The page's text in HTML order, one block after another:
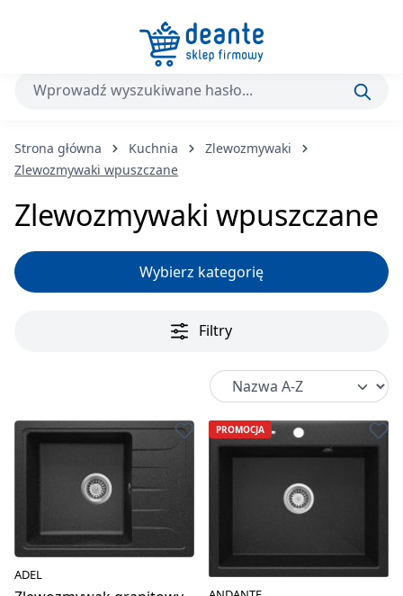
Przejdź do głównej zawartości
Strona główna Kuchnia
Zlewozmywaki
Zlewozmywaki wpuszczane
Zlewozmywaki wpuszczane
Wybierz kategorię
Filtry
ADEL
PROMOCJA